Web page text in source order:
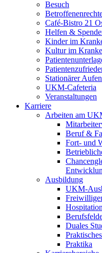
Besuch
Café-Bistro 21
Helfen &
Kinder im
Kultur im
Stationärer
UKM-Cafeteria
Veranstaltungen
Karriere
Arbeiten am
Beruf &
Fort- und
Ausbildung
UKM-
Duales
Praktika